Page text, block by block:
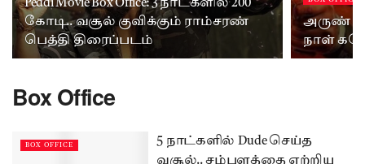
Peddi Movie Box Office: 3 நாட்களில் 200
கோடி.. வசூல் குவிக்கும் ராம்சரண்
பெத்தி திரைப்படம்
அருண்
நாள்
Box Office
BOX OFFICE
5 நாட்களில் Dude செய்த
வசூல்.. சம்பளத்தை ஏற்றிய